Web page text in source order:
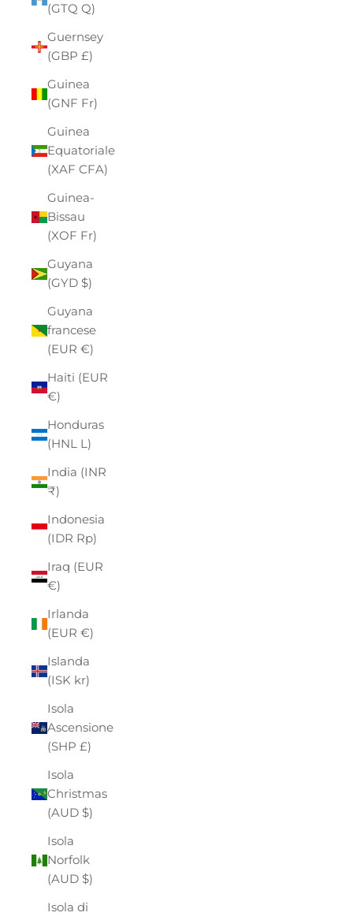
(GTQ Q)
Guernsey
(GBP £)
Guinea
(GNF Fr)
Guinea
Equatoriale
(XAF CFA)
Guinea-
Bissau
(XOF Fr)
Guyana
(GYD $)
Guyana
francese
(EUR €)
Haiti (EUR
€)
Honduras
(HNL L)
India (INR
₹)
Indonesia
(IDR Rp)
Iraq (EUR
€)
Irlanda
(EUR €)
Islanda
(ISK kr)
Isola
Ascensione
(SHP £)
Isola
Christmas
(AUD $)
Isola
Norfolk
(AUD $)
Isola di